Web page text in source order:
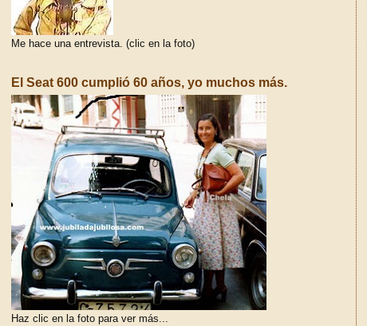
Me hace una entrevista. (clic en la foto)
El Seat 600 cumplió 60 años, yo muchos más.
Haz clic en la foto para ver más...